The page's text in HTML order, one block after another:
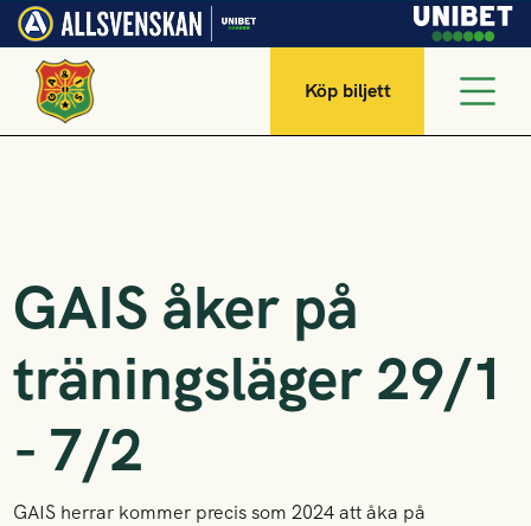
Köp biljett
GAIS åker på
träningsläger 29/1
- 7/2
GAIS herrar kommer precis som 2024 att åka på